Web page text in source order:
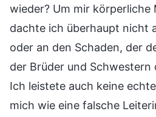
wieder? Um mir körperliche
dachte ich überhaupt nicht
oder an den Schaden, der
der Brüder und
Ich leistete auch keine
mich wie eine falsche